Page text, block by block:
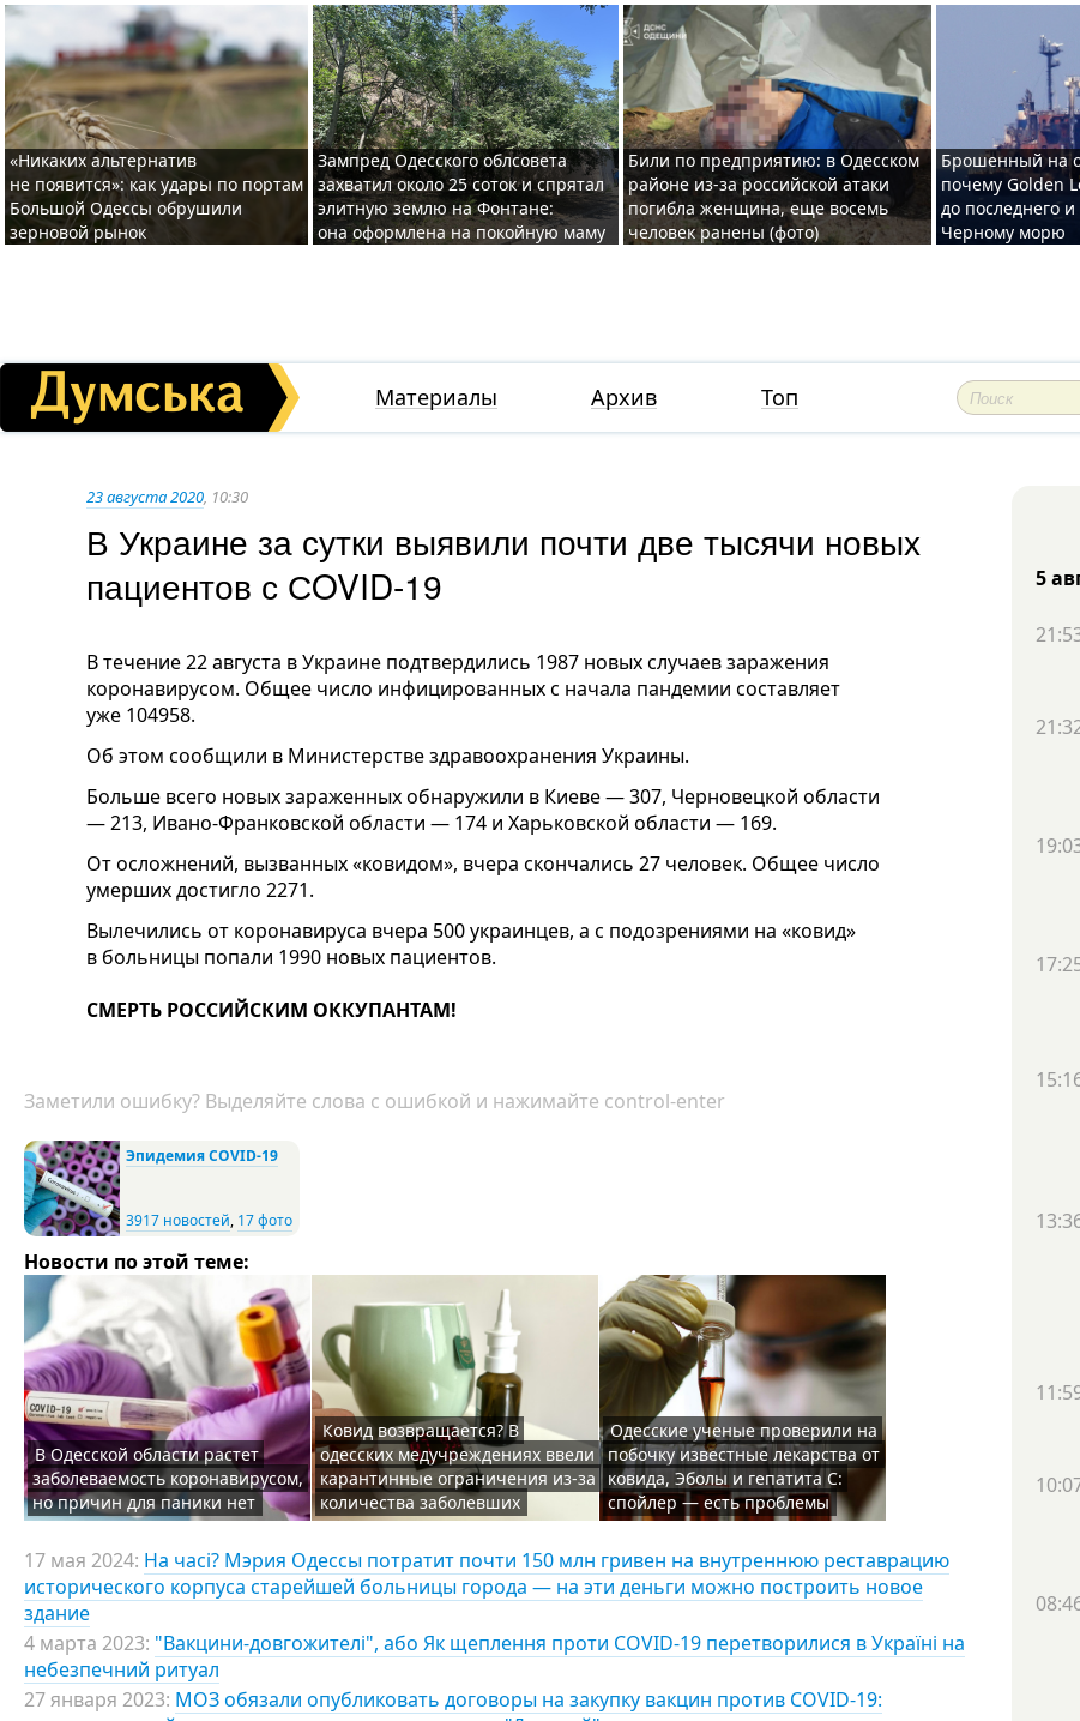
«Никаких альтернатив
не появится»: как удары по портам
Большой Одессы обрушили
зерновой рынок
Зампред Одесского облсовета
захватил около 25 соток и спрятал
элитную землю на Фонтане:
она оформлена на покойную маму
Били по предприятию: в Одесском
районе из-за российской атаки
погибла женщина, еще восемь
человек ранены (фото)
Брошенный на
почему Golden
до последнего
Черному морю
Материалы Архив Топ
23 августа 2020, 10:30
В Украине за сутки выявили почти две тысячи новых
пациентов с СOVID-19
В течение 22 августа в Украине подтвердились 1987 новых случаев заражения
коронавирусом. Общее число инфицированных с начала пандемии составляет
уже 104958.
Об этом сообщили в Министерстве здравоохранения Украины.
Больше всего новых зараженных обнаружили в Киеве — 307, Черновецкой области
— 213, Ивано-Франковской области — 174 и Харьковской области — 169.
От осложнений, вызванных «ковидом», вчера скончались 27 человек. Общее число
умерших достигло 2271.
Вылечились от коронавируса вчера 500 украинцев, а с подозрениями на «ковид»
в больницы попали 1990 новых пациентов.
СМЕРТЬ РОССИЙСКИМ ОККУПАНТАМ!
Заметили ошибку? Выделяйте слова с ошибкой и нажимайте control-enter
Эпидемия COVID-19
3917 новостей, 17 фото
Новости по этой теме:
В Одесской области растет
заболеваемость коронавирусом,
но причин для паники нет
Ковид возвращается? В
одесских медучреждениях ввели
карантинные ограничения из-за
количества заболевших
Одесские ученые проверили на
побочку известные лекарства от
ковида, Эболы и гепатита С:
спойлер — есть проблемы
17 мая 2024: На часі? Мэрия Одессы потратит почти 150 млн гривен на внутреннюю реставрацию
исторического корпуса старейшей больницы города — на эти деньги можно построить новое
здание
4 марта 2023: "Вакцини-довгожителі", або Як щеплення проти COVID-19 перетворилися в Україні на
небезпечний ритуал
27 января 2023: МОЗ обязали опубликовать договоры на закупку вакцин против COVID-19:
5